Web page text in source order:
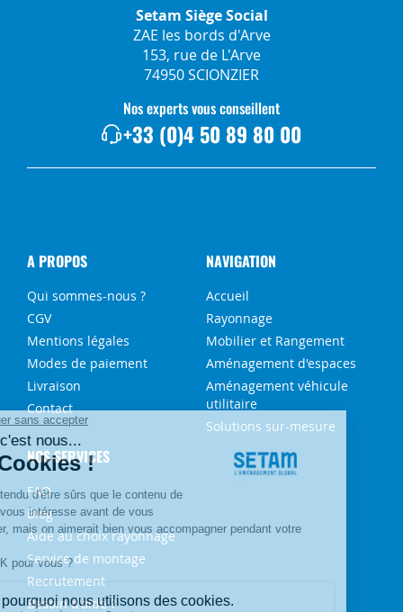
Setam Siège Social
ZAE les bords d'Arve
153, rue de L'Arve
74950 SCIONZIER
Nos experts vous conseillent
+33 (0)4 50 89 80 00
A PROPOS
Qui sommes-nous ?
CGV
Mentions légales
Modes de paiement
Livraison
Contact
NAVIGATION
Accueil
Rayonnage
Mobilier et Rangement
Aménagement d'espaces
Aménagement véhicule
utilitaire
Solutions sur-mesure
NOS SERVICES
FAQ
Blog
Aide au choix rayonnage
Service de montage
Recrutement
Besoin d'aide ?